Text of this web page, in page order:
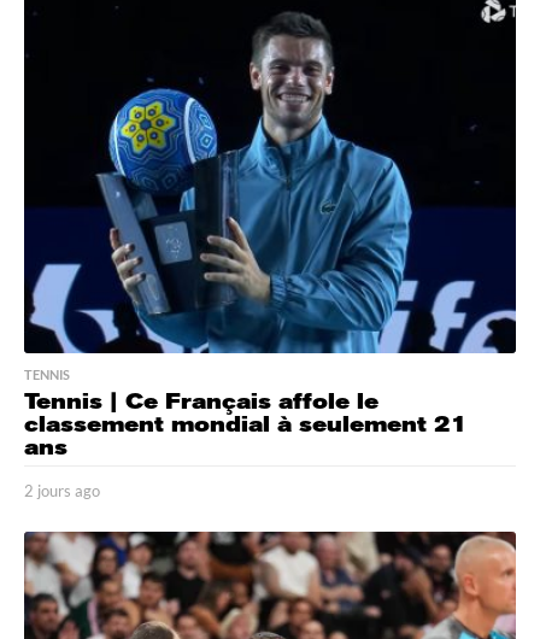
TENNIS
Tennis | Ce Français affole le
classement mondial à seulement 21
ans
2 jours ago
o
u
r
s
a